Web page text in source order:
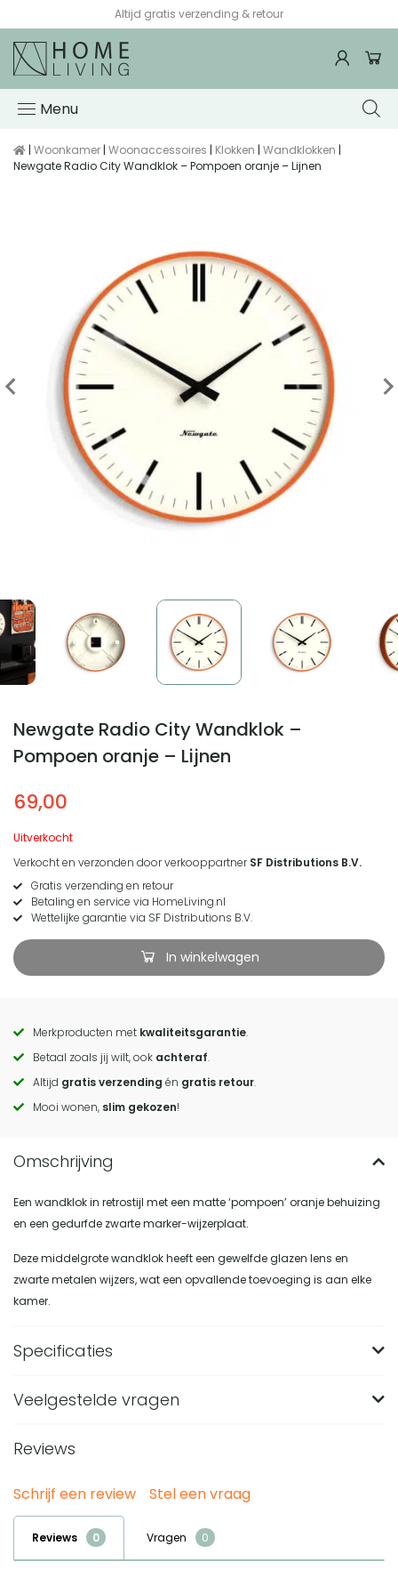
Altijd gratis verzending & retour
Menu
| Woonkamer | Woonaccessoires | Klokken | Wandklokken |
Newgate Radio City Wandklok – Pompoen oranje – Lijnen
Newgate Radio City Wandklok –
Pompoen oranje – Lijnen
69,00
Uitverkocht
Verkocht en verzonden door verkooppartnerSF Distributions B.V.
Gratis verzending en retour
Betaling en service via HomeLiving.nl
Wettelijke garantie via SF Distributions B.V.
In winkelwagen
Call
to
actions
Merkproducten met kwaliteitsgarantie.
Betaal zoals jij wilt, ook achteraf.
Altijd gratis verzending én gratis retour.
Mooi wonen, slim gekozen!
Een wandklok in retrostijl met een matte ‘pompoen’ oranje behuizing
en een gedurfde zwarte marker-wijzerplaat.
Deze middelgrote wandklok heeft een gewelfde glazen lens en
zwarte metalen wijzers, wat een opvallende toevoeging is aan elke
kamer.
Specificaties
Uuraanduiding
Vorm Rond
Hoogte (in CM) 33
Veelgestelde vragen
Wat zijn de afmetingen van de Newgate Radio
De Newgate Radio City Wandklok is 33 cm lang, 33 cm hoog
en 6,4 cm breed. Door dit middelgrote formaat is de ronde
Welke kleur en stijl heeft de Newgate Radio City
Wandklok?
Deze wandklok heeft een matte pompoenoranje behuizing
Reviews
Schrijf een review Stel een vraag
Reviews Vragen